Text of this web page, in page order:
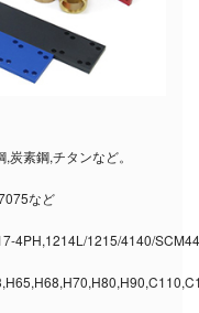
素鋼,チタンなど。
など
4PH,1214L/1215/4140/